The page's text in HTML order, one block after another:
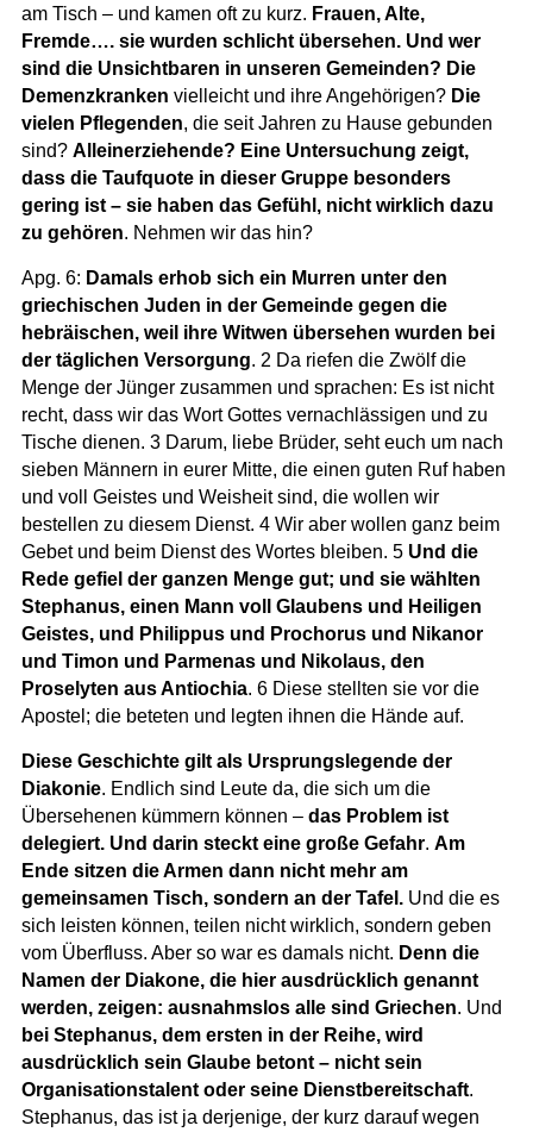
am Tisch – und kamen oft zu kurz. Frauen, Alte,
Fremde…. sie wurden schlicht übersehen. Und wer
sind die Unsichtbaren in unseren Gemeinden? Die
Demenzkranken vielleicht und ihre Angehörigen? Die
vielen Pflegenden, die seit Jahren zu Hause gebunden
sind? Alleinerziehende? Eine Untersuchung zeigt,
dass die Taufquote in dieser Gruppe besonders
gering ist – sie haben das Gefühl, nicht wirklich dazu
zu gehören. Nehmen wir das hin?
Apg. 6: Damals erhob sich ein Murren unter den
griechischen Juden in der Gemeinde gegen die
hebräischen, weil ihre Witwen übersehen wurden bei
der täglichen Versorgung. 2 Da riefen die Zwölf die
Menge der Jünger zusammen und sprachen: Es ist nicht
recht, dass wir das Wort Gottes vernachlässigen und zu
Tische dienen. 3 Darum, liebe Brüder, seht euch um nach
sieben Männern in eurer Mitte, die einen guten Ruf haben
und voll Geistes und Weisheit sind, die wollen wir
bestellen zu diesem Dienst. 4 Wir aber wollen ganz beim
Gebet und beim Dienst des Wortes bleiben. 5 Und die
Rede gefiel der ganzen Menge gut; und sie wählten
Stephanus, einen Mann voll Glaubens und Heiligen
Geistes, und Philippus und Prochorus und Nikanor
und Timon und Parmenas und Nikolaus, den
Proselyten aus Antiochia. 6 Diese stellten sie vor die
Apostel; die beteten und legten ihnen die Hände auf.
Diese Geschichte gilt als Ursprungslegende der
Diakonie. Endlich sind Leute da, die sich um die
Übersehenen kümmern können – das Problem ist
delegiert. Und darin steckt eine große Gefahr. Am
Ende sitzen die Armen dann nicht mehr am
gemeinsamen Tisch, sondern an der Tafel.Und die es
sich leisten können, teilen nicht wirklich, sondern geben
vom Überfluss. Aber so war es damals nicht. Denn die
Namen der Diakone, die hier ausdrücklich genannt
werden, zeigen: ausnahmslos alle sind Griechen. Und
bei Stephanus, dem ersten in der Reihe, wird
ausdrücklich sein Glaube betont – nicht sein
Organisationstalent oder seine Dienstbereitschaft.
Stephanus, das ist ja derjenige, der kurz darauf wegen